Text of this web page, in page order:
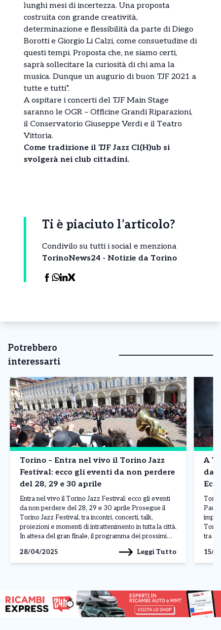
lunghi mesi di incertezza. Una proposta
costruita con grande creatività,
determinazione e flessibilità da parte di Diego
Borotti e Giorgio Li Calzi, come consuetudine di
questi tempi. Proposta che, ne siamo certi,
saprà sollecitare la curiosità di chi ama la
musica. Dunque un augurio di buon TJF 2021 a
tutte e tutti”.
A ospitare i concerti del TJF Main Stage
saranno le OGR – Officine Grandi Riparazioni,
il Conservatorio Giuseppe Verdi e il Teatro
Vittoria.
Come tradizione il TJF Jazz Cl(H)ub si
svolgerà nei club cittadini.
Ti è piaciuto l’articolo?
Condivilo su tutti i social e menziona
TorinoNews24 - Notizie da Torino
Potrebbero
interessarti
Torino – Entra nel vivo il Torino Jazz
Festival: ecco gli eventi da non perdere
del 28, 29 e 30 aprile
Entra nel vivo il Torino Jazz Festival: ecco gli eventi
da non perdere del 28, 29 e 30 aprile Prosegue il
Torino Jazz Festival, tra incontri, concerti, talk,
proiezioni e momenti di intrattenimento in tutta la città.
In attesa del gran finale, il programma dei prossimi
originali, ospiti […]
28/04/2025 Leggi Tutto
A
dai
tra
15/